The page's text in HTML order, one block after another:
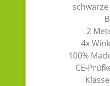
2
4x
100%
CE-